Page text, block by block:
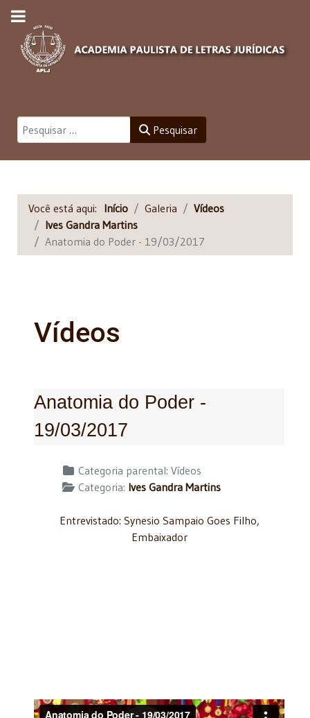
Pesquisar Pesquisar
Você está aqui: Início Galeria
Vídeos
Ives Gandra Martins
Anatomia do Poder - 19/03/2017
Vídeos
Anatomia do Poder -
19/03/2017
Detalhes Categoria parental: Vídeos
Categoria: Ives Gandra Martins
Entrevistado: Synesio Sampaio Goes Filho,
Embaixador